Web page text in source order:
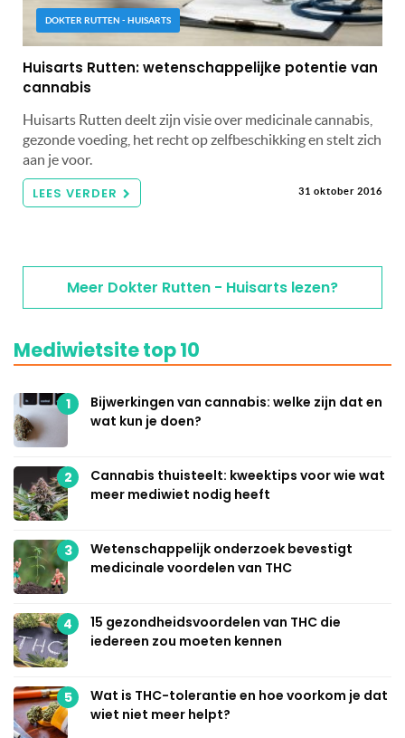
DOKTER RUTTEN - HUISARTS
Huisarts Rutten: wetenschappelijke potentie van
cannabis
Huisarts Rutten deelt zijn visie over medicinale cannabis,
gezonde voeding, het recht op zelfbeschikking en stelt zich
aan je voor.
LEES VERDER 31 oktober 2016
Meer Dokter Rutten - Huisarts lezen?
Mediwietsite top 10
1
Bijwerkingen van cannabis: welke zijn dat en
wat kun je doen?
2
Cannabis thuisteelt: kweektips voor wie wat
meer mediwiet nodig heeft
3
Wetenschappelijk onderzoek bevestigt
medicinale voordelen van THC
4
15 gezondheidsvoordelen van THC die
iedereen zou moeten kennen
5
Wat is THC-tolerantie en hoe voorkom je dat
wiet niet meer helpt?